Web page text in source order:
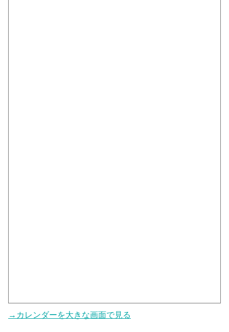
→カレンダーを大きな画面で見る